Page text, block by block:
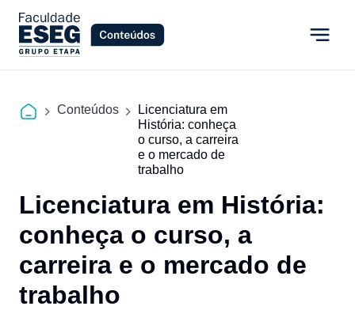
Conteúdos
Licenciatura em
História: conheça
o curso, a carreira
e o mercado de
trabalho
Licenciatura em História:
conheça o curso, a
carreira e o mercado de
trabalho